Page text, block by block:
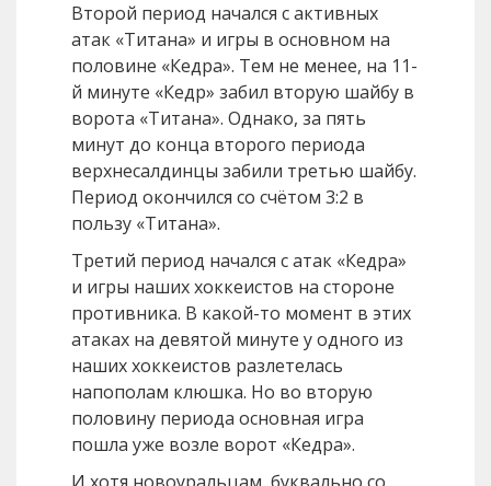
Второй период начался с активных
атак «Титана» и игры в основном на
половине «Кедра». Тем не менее, на 11-
й минуте «Кедр» забил вторую шайбу в
ворота «Титана». Однако, за пять
минут до конца второго периода
верхнесалдинцы забили третью шайбу.
Период окончился со счётом 3:2 в
пользу «Титана».
Третий период начался с атак «Кедра»
и игры наших хоккеистов на стороне
противника. В какой-то момент в этих
атаках на девятой минуте у одного из
наших хоккеистов разлетелась
напополам клюшка. Но во вторую
половину периода основная игра
пошла уже возле ворот «Кедра».